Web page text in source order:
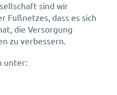
sind wir
Fußnetzes, dass es sich
die Versorgung
zu verbessern.
unter: